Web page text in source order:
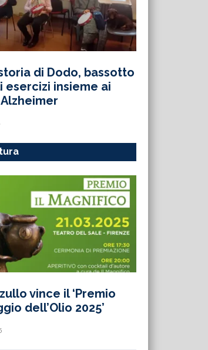
di Dodo, bassotto
esercizi insieme ai
vince il ‘Premio
dell’Olio 2025’